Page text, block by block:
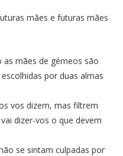
mães e futuras mães
as mães de gémeos são
por duas almas
vos dizem, mas filtrem
dizer-vos o que devem
se sintam culpadas por